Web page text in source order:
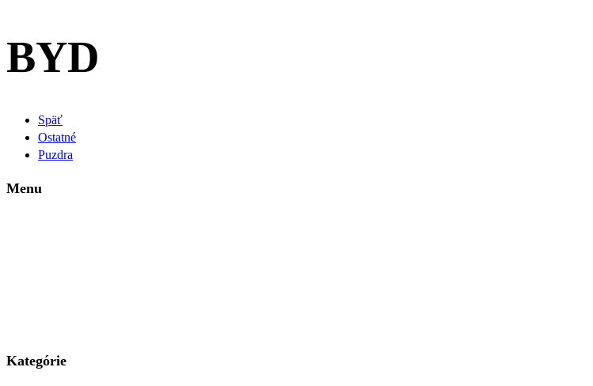
BYD
Späť
Ostatné
Puzdra
Menu
Kategórie